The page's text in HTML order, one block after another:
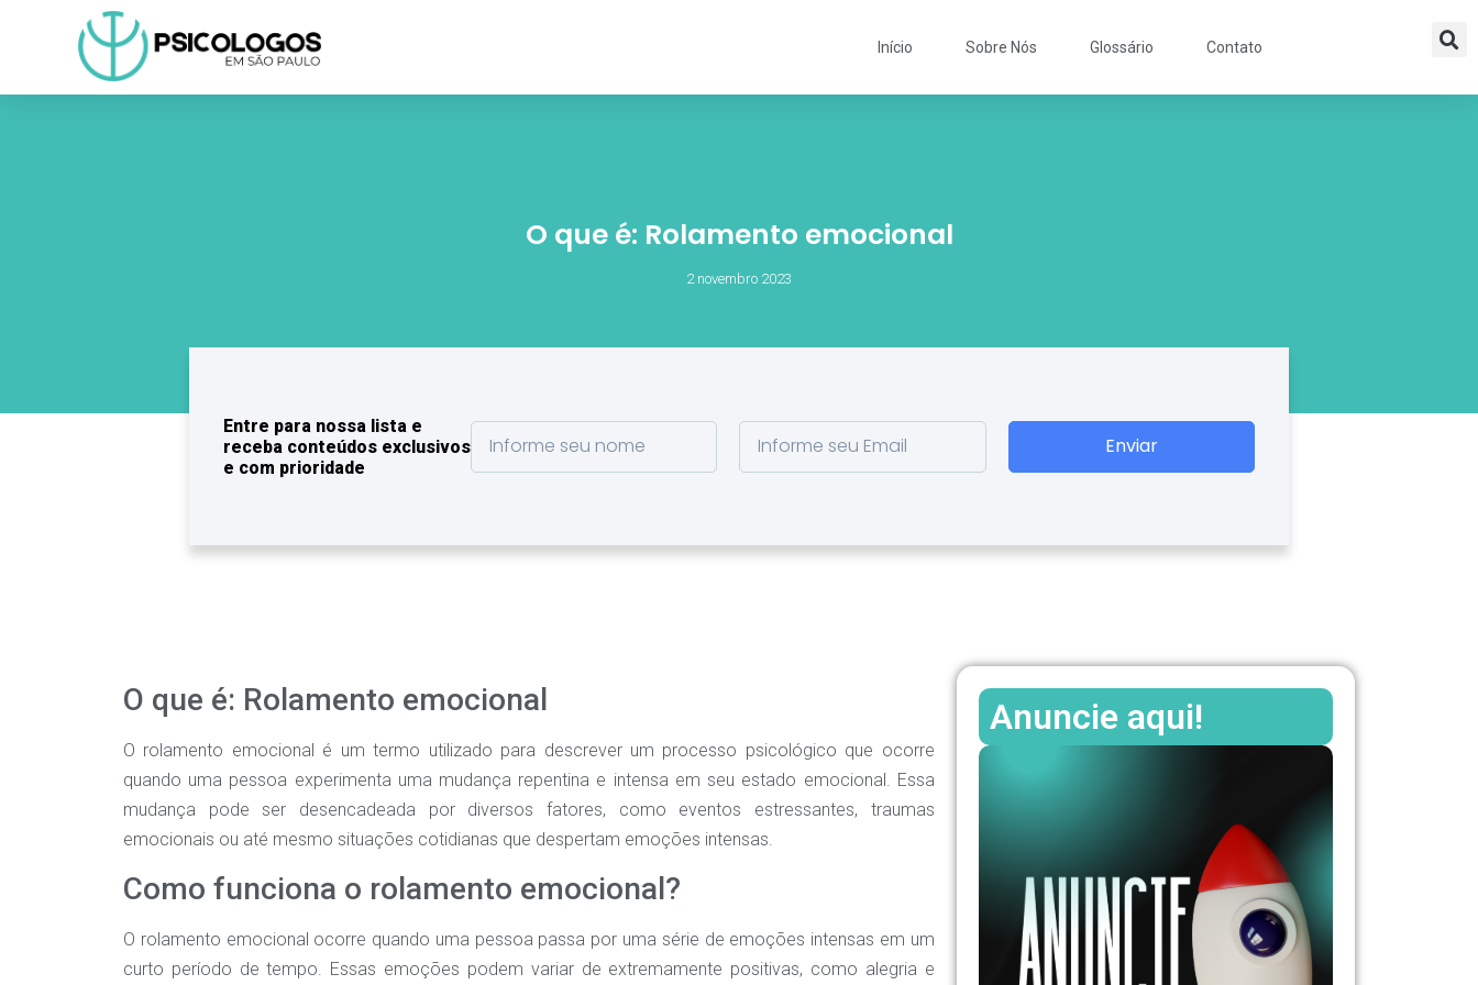
Início Sobre Nós Glossário Contato
O que é: Rolamento emocional
2 novembro 2023
Enviar
Entre para nossa lista e
receba conteúdos exclusivos
e com prioridade
O que é: Rolamento emocional
O rolamento emocional é um termo utilizado para descrever um processo psicológico que ocorre
quando uma pessoa experimenta uma mudança repentina e intensa em seu estado emocional. Essa
mudança pode ser desencadeada por diversos fatores, como eventos estressantes, traumas
emocionais ou até mesmo situações cotidianas que despertam emoções intensas.
Como funciona o rolamento emocional?
O rolamento emocional ocorre quando uma pessoa passa por uma série de emoções intensas em um
curto período de tempo. Essas emoções podem variar de extremamente positivas, como alegria e
Anuncie aqui!